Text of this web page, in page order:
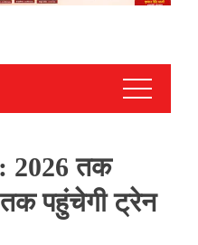
: 2026 तक
पहुंचेगी ट्रेन